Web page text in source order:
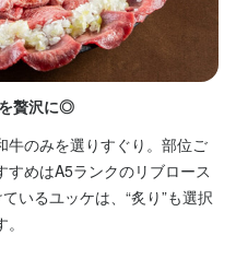
贅沢に◎
牛のみを選りすぐり。部位ご
すめはA5ランクのリブロース
いるユッケは、“炙り”も選択
コース専門の焼肉店の盛り
ただきます。具体的には、仕
補助、調理場の清掃などが
度な調理技術はすぐには求
始めていただけます。
、無理のない範囲で作業を
え、営業中はオーダーに応
の運び方など基本的な動作
がそばについて実際の業務
ト
ト】